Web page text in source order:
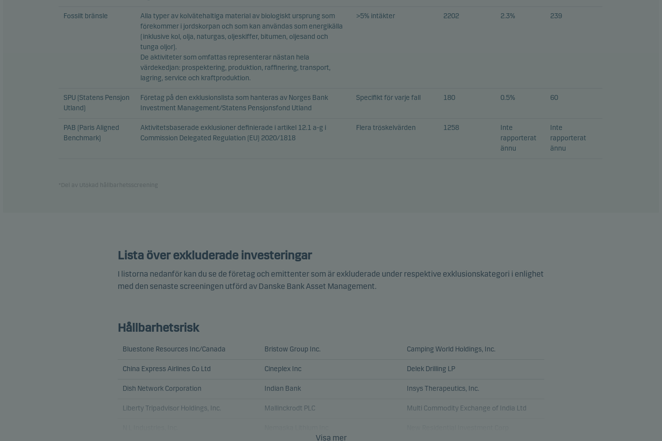
Fossilt bränsle
Alla typer av kolvätehaltiga material av biologiskt ursprung som
förekommer i jordskorpan och som kan användas som energikälla
(inklusive kol, olja, naturgas, oljeskiffer, bitumen, oljesand och
tunga oljor).
De aktiviteter som omfattas representerar nästan hela
värdekedjan: prospektering, produktion, raffinering, transport,
lagring, service och kraftproduktion.
>5% intäkter 2202 2.3% 239
SPU (Statens Pensjon
Utland)
Företag på den exklusionslista som hanteras av Norges Bank
Investment Management/Statens Pensjonsfond Utland
Specifikt för varje fall 180 0.5% 60
PAB (Paris Aligned
Benchmark)
Aktivitetsbaserade exklusioner definierade i artikel 12.1 a-g i
Commission Delegated Regulation (EU) 2020/1818
Flera tröskelvärden 1258
Inte
rapporterat
ännu
Inte
rapporterat
ännu
*Del av Utökad hållbarhetsscreening
Lista över exkluderade investeringar
I listorna nedanför kan du se de företag och emittenter som är exkluderade under respektive exklusionskategori i enlighet
med den senaste screeningen utförd av Danske Bank Asset Management.
Hållbarhetsrisk
Bluestone Resources Inc/Canada Bristow Group Inc. Camping World Holdings, Inc.
China Express Airlines Co Ltd Cineplex Inc Delek Drilling LP
Dish Network Corporation Indian Bank Insys Therapeutics, Inc.
Liberty Tripadvisor Holdings, Inc. Mallinckrodt PLC Multi Commodity Exchange of India Ltd
Visa mer